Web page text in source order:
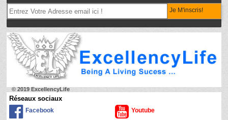
Je M'inscris!
© 2019 ExcellencyLife
Réseaux sociaux
Facebook Youtube